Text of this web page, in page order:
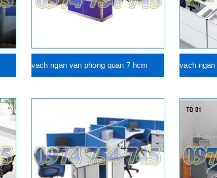
vach ngan van phong quan 7 hcm vach